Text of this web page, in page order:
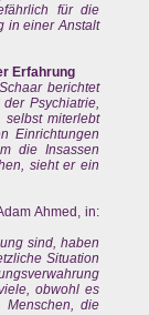
für die
in einer Anstalt
Erfahrung
berichtet
Psychiatrie,
miterlebt
Einrichtungen
die Insassen
sieht er ein
Ahmed, in:
sind, haben
Situation
obwohl es
Menschen, die